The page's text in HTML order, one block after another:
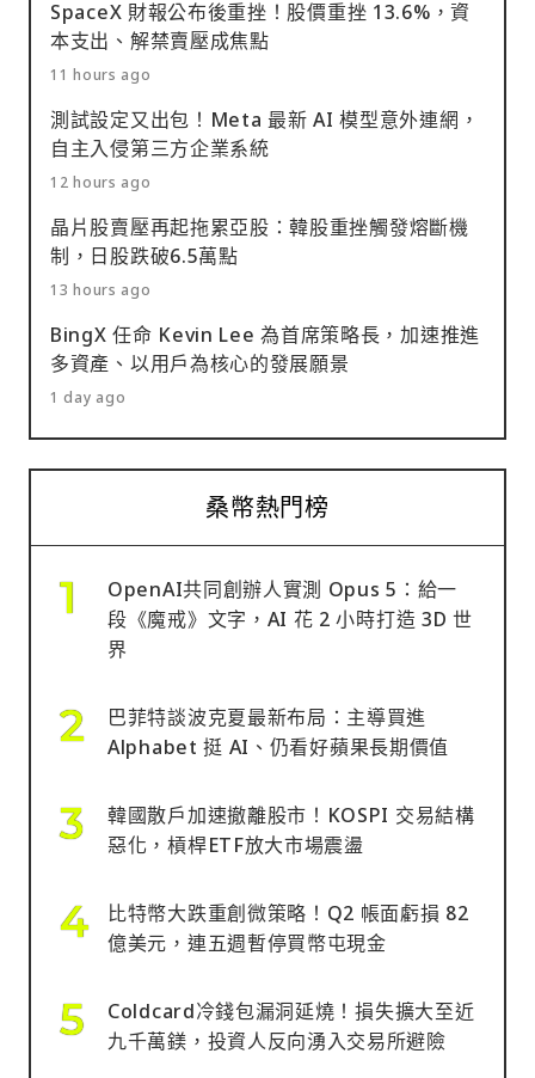
SpaceX 財報公布後重挫！股價重挫 13.6%，資
本支出、解禁賣壓成焦點
11 hours ago
測試設定又出包！Meta 最新 AI 模型意外連網，
自主入侵第三方企業系統
12 hours ago
晶片股賣壓再起拖累亞股：韓股重挫觸發熔斷機
制，日股跌破6.5萬點
13 hours ago
BingX 任命 Kevin Lee 為首席策略長，加速推進
多資產、以用戶為核心的發展願景
1 day ago
桑幣熱門榜
OpenAI共同創辦人實測 Opus 5：給一
段《魔戒》文字，AI 花 2 小時打造 3D 世
界
巴菲特談波克夏最新布局：主導買進
Alphabet 挺 AI、仍看好蘋果長期價值
韓國散戶加速撤離股市！KOSPI 交易結構
惡化，槓桿ETF放大市場震盪
比特幣大跌重創微策略！Q2 帳面虧損 82
億美元，連五週暫停買幣屯現金
Coldcard冷錢包漏洞延燒！損失擴大至近
九千萬鎂，投資人反向湧入交易所避險